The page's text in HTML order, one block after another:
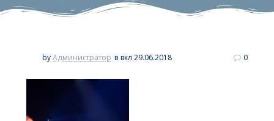
byАдминистратор в вкл 29.06.2018 0